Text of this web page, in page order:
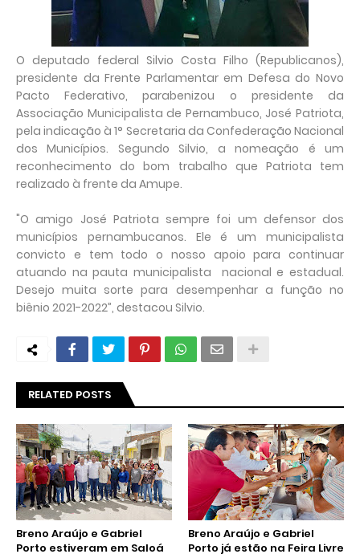
O deputado federal Silvio Costa Filho (Republicanos),
presidente da Frente Parlamentar em Defesa do Novo
Pacto Federativo, parabenizou o presidente da
Associação Municipalista de Pernambuco, José Patriota,
pela indicação à 1° Secretaria da Confederação Nacional
dos Municípios. Segundo Silvio, a nomeação é um
reconhecimento do bom trabalho que Patriota tem
realizado à frente da Amupe.
"O amigo José Patriota sempre foi um defensor dos
municípios pernambucanos. Ele é um municipalista
convicto e tem todo o nosso apoio para continuar
atuando na pauta municipalista nacional e estadual.
Desejo muita sorte para desempenhar a função no
biênio 2021-2022”, destacou Silvio.
RELATED POSTS
Breno Araújo e Gabriel
Porto estiveram em Saloá
Breno Araújo e Gabriel
Porto já estão na Feira Livre